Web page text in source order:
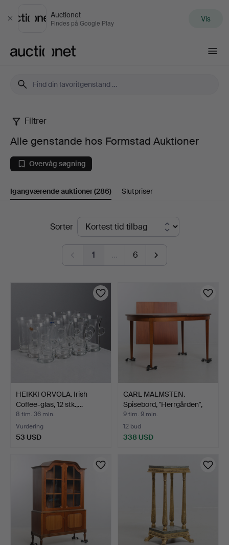
Luk
Auctionet
Findes på Google Play Vis
Alle
genstande
hos
Formstad
Auktioner
Filtrer
Alle genstande hos Formstad Auktioner
Overvåg søgning
Igangværende auktioner(286) Slutpriser
Igangværende
Sorter
1 … 6
HEIKKI ORVOLA. Irish
Coffee-glas, 12 stk.,…
8 tim. 36 min.
Vurdering
53 USD
CARL MALMSTEN.
Spisebord, "Herrgården",
Bo…
9 tim. 9 min.
12 bud
338 USD